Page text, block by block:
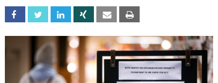
Facebook Twitter Linkedin Xing Email